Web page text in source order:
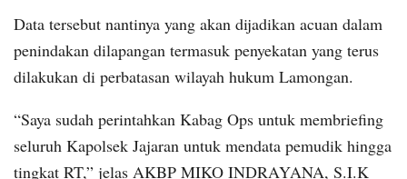
Data tersebut nantinya yang akan dijadikan acuan dalam
penindakan dilapangan termasuk penyekatan yang terus
dilakukan di perbatasan wilayah hukum Lamongan.
“Saya sudah perintahkan Kabag Ops untuk membriefing
seluruh Kapolsek Jajaran untuk mendata pemudik hingga
tingkat RT,” jelas AKBP MIKO INDRAYANA, S.I.K